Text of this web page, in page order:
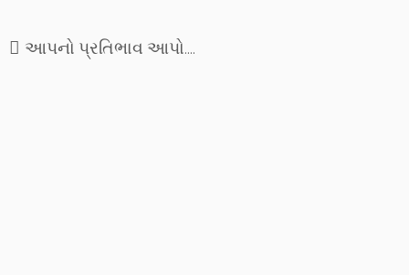
અંતર્ગત લખ્યું હતું. પરંતુ જેટલો
પ્રતિભાવ "કાના" ના ડાયરાને
આપનો પ્રતિભાવ આપો....